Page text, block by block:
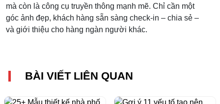
mà còn là công cụ truyền thông mạnh mẽ. Chỉ cần một
góc ảnh đẹp, khách hàng sẵn sàng check-in – chia sẻ –
và giới thiệu cho hàng ngàn người khác.
BÀI VIẾT LIÊN QUAN